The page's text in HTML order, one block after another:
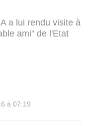
a lui rendu visite à
ami" de l'Etat
à 07:19